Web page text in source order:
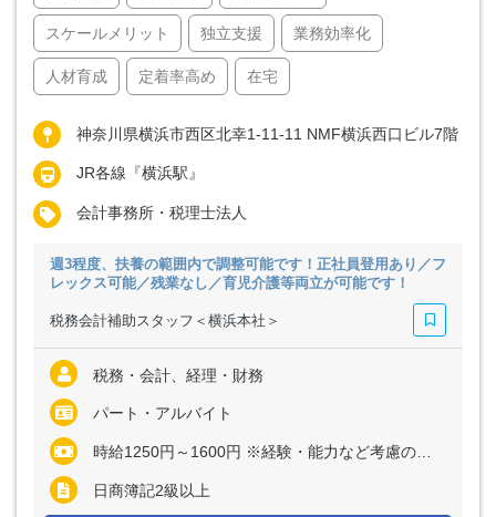
スケールメリット 独立支援 業務効率化
人材育成 定着率高め 在宅
神奈川県横浜市西区北幸1-11-11 NMF横浜西口ビル7階
JR各線『横浜駅』
会計事務所・税理士法人
週3程度、扶養の範囲内で調整可能です！正社員登用あり／フ
レックス可能／残業なし／育児介護等両立が可能です！
税務会計補助スタッフ＜横浜本社＞
税務・会計、経理・財務
パート・アルバイト
時給1250円～1600円 ※経験・能力など考慮の上、決定いたします ※残業代は全額支給
日商簿記2級以上